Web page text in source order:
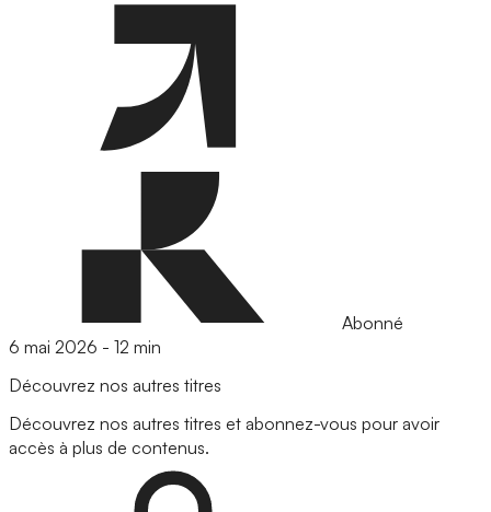
Abonné
6 mai 2026 - 12 min
Découvrez nos autres titres
Découvrez nos autres titres et abonnez-vous pour avoir
accès à plus de contenus.